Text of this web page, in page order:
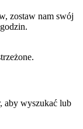
zostaw nam swój
aby wyszukać lub